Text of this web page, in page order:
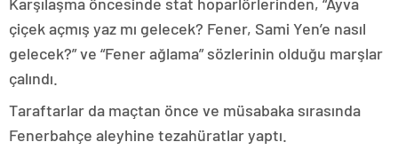
çiçek açmış yaz mı gelecek? Fener, Sami Yen’e nasıl
gelecek?” ve “Fener ağlama” sözlerinin olduğu marşlar
çalındı.
Taraftarlar da maçtan önce ve müsabaka sırasında
Fenerbahçe aleyhine tezahüratlar yaptı.